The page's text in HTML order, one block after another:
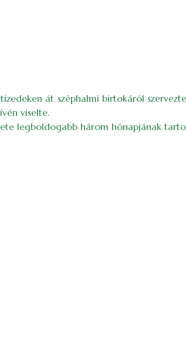
át széphalmi birtokáról
viselte.
legboldogabb három hónapjának